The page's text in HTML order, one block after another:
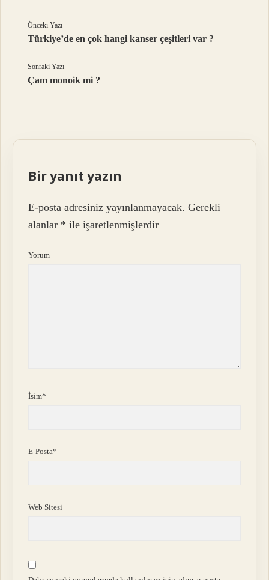
Önceki Yazı
Türkiye’de en çok hangi kanser çeşitleri var ?
Sonraki Yazı
Çam monoik mi ?
Bir yanıt yazın
E-posta adresiniz yayınlanmayacak. Gerekli
alanlar * ile işaretlenmişlerdir
Yorum
İsim*
E-Posta*
Web Sitesi